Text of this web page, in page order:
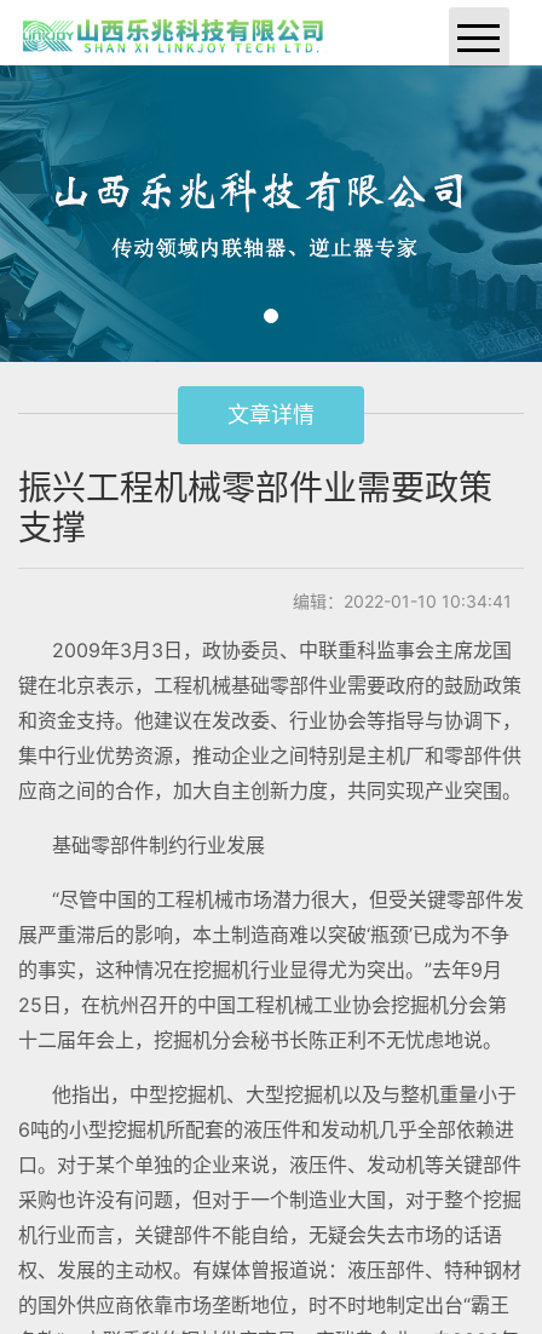
网站首页
公司简介
产品展示
下载专区
新闻动态
联系我们
文章详情
振兴工程机械零部件业需要政策
支撑
编辑：2022-01-10 10:34:41
2009年3月3日，政协委员、中联重科监事会主席龙国
键在北京表示，工程机械基础零部件业需要政府的鼓励政策
和资金支持。他建议在发改委、行业协会等指导与协调下，
集中行业优势资源，推动企业之间特别是主机厂和零部件供
应商之间的合作，加大自主创新力度，共同实现产业突围。
基础零部件制约行业发展
“尽管中国的工程机械市场潜力很大，但受关键零部件发
展严重滞后的影响，本土制造商难以突破‘瓶颈’已成为不争
的事实，这种情况在挖掘机行业显得尤为突出。”去年9月
25日，在杭州召开的中国工程机械工业协会挖掘机分会第
十二届年会上，挖掘机分会秘书长陈正利不无忧虑地说。
他指出，中型挖掘机、大型挖掘机以及与整机重量小于
6吨的小型挖掘机所配套的液压件和发动机几乎全部依赖进
口。对于某个单独的企业来说，液压件、发动机等关键部件
采购也许没有问题，但对于一个制造业大国，对于整个挖掘
机行业而言，关键部件不能自给，无疑会失去市场的话语
权、发展的主动权。有媒体曾报道说：液压部件、特种钢材
的国外供应商依靠市场垄断地位，时不时地制定出台“霸王